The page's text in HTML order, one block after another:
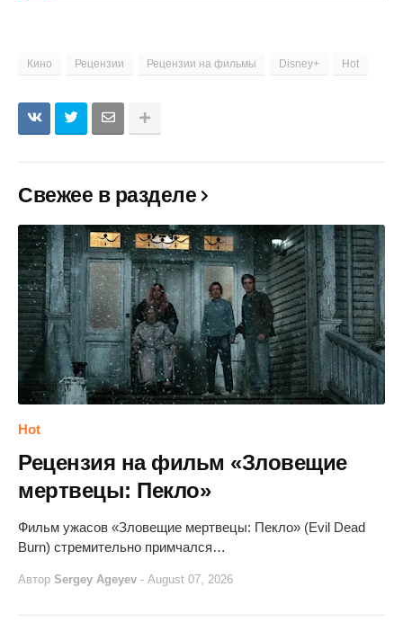
Кино Рецензии Рецензии на фильмы Disney+ Hot
Свежее в разделе
Hot
Рецензия на фильм «Зловещие
мертвецы: Пекло»
Фильм ужасов «Зловещие мертвецы: Пекло» (Evil Dead
Burn) стремительно примчался…
Автор Sergey Ageyev - August 07, 2026